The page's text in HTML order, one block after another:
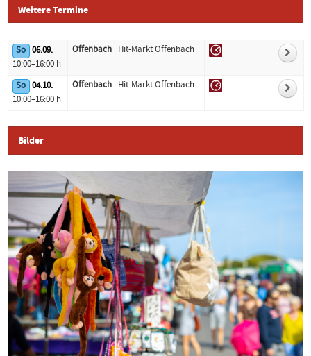
Weitere Termine
Logo Datum Standort
So 06.09.
10:00–16:00 h
Offenbach| Hit-Markt Offenbach
So 04.10.
10:00–16:00 h
Offenbach| Hit-Markt Offenbach
Bilder